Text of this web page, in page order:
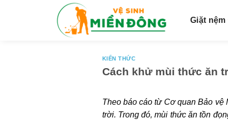
Giặt nệm
KIẾN THỨC
Cách khử mùi thức ăn
Theo báo cáo từ Cơ quan Bảo vệ
trời. Trong đó, mùi thức ăn tồn